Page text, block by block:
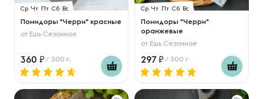
Ср Чт Пт Сб Вс
Помидоры "Черри" красные
от Ешь Сезонное
360 / 300 г.
Ср Чт Пт Сб Вс
Помидоры "Черри"
оранжевые
от Ешь Сезонное
297 / 300 г